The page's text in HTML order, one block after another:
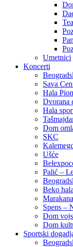
Umetnici
Koncerti
Sava
Hala
Dvorana
Hala
Dom
SKC
Ušće
Palić –
Beko hala
Marakana
Spens –
Dom
Dom
Sportski